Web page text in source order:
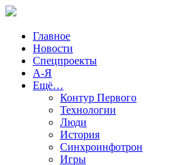
Главное
Новости
Спецпроекты
А-Я
Ещё…
Контур Первого
Технологии
Люди
История
Синхроинфотрон
Игры